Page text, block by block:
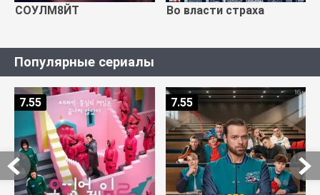
СОУЛМ8ЙТ Во власти страха
Популярные сериалы
7.55 7.55